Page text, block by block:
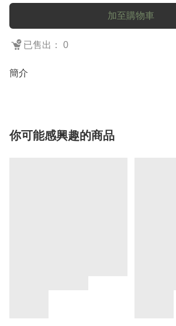
加至購物車
已售出： 0
簡介
你可能感興趣的商品